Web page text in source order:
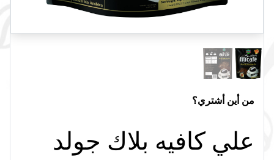
من أين أشتري؟
علي كافيه بلاك جولد